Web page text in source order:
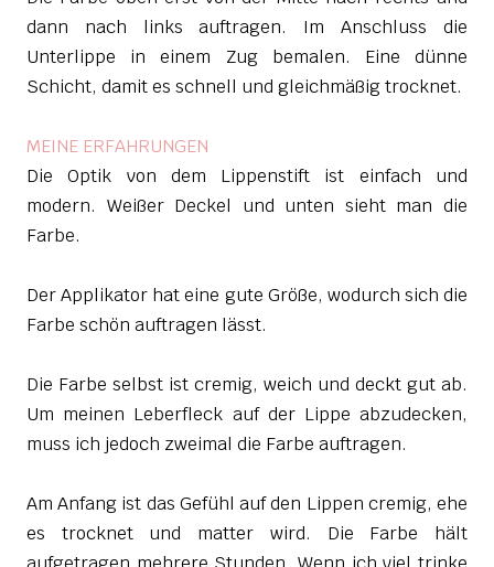
dann nach links auftragen. Im Anschluss die
Unterlippe in einem Zug bemalen. Eine dünne
Schicht, damit es schnell und gleichmäßig trocknet.
MEINE ERFAHRUNGEN
Die Optik von dem Lippenstift ist einfach und
modern. Weißer Deckel und unten sieht man die
Farbe.
Der Applikator hat eine gute Größe, wodurch sich die
Farbe schön auftragen lässt.
Die Farbe selbst ist cremig, weich und deckt gut ab.
Um meinen Leberfleck auf der Lippe abzudecken,
muss ich jedoch zweimal die Farbe auftragen.
Am Anfang ist das Gefühl auf den Lippen cremig, ehe
es trocknet und matter wird. Die Farbe hält